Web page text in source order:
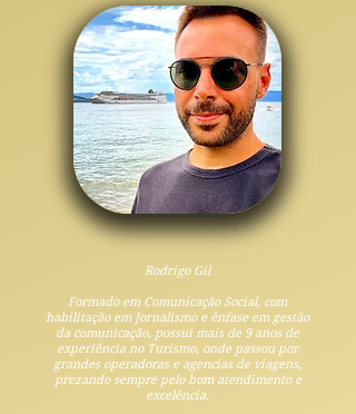
Rodrigo Gil
Formado em Comunicação Social, com
habilitação em Jornalismo e ênfase em gestão
da comunicação, possui mais de 9 anos de
experiência no Turismo, onde passou por
grandes operadoras e agencias de viagens,
prezando sempre pelo bom atendimento e
excelência.